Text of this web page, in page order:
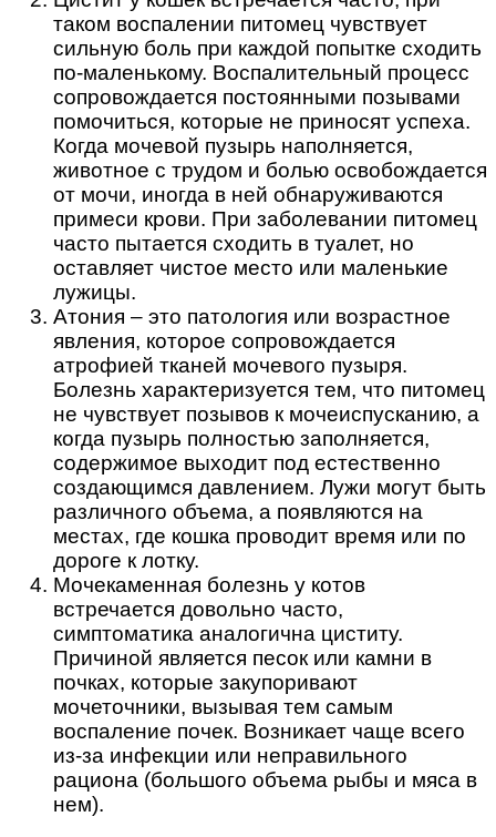
таком воспалении питомец чувствует
сильную боль при каждой попытке сходить
по-маленькому. Воспалительный процесс
сопровождается постоянными позывами
помочиться, которые не приносят успеха.
Когда мочевой пузырь наполняется,
животное с трудом и болью освобождается
от мочи, иногда в ней обнаруживаются
примеси крови. При заболевании питомец
часто пытается сходить в туалет, но
оставляет чистое место или маленькие
лужицы.
Атония – это патология или возрастное
явления, которое сопровождается
атрофией тканей мочевого пузыря.
Болезнь характеризуется тем, что питомец
не чувствует позывов к мочеиспусканию, а
когда пузырь полностью заполняется,
содержимое выходит под естественно
создающимся давлением. Лужи могут быть
различного объема, а появляются на
местах, где кошка проводит время или по
дороге к лотку.
Мочекаменная болезнь у котов
встречается довольно часто,
симптоматика аналогична циститу.
Причиной является песок или камни в
почках, которые закупоривают
мочеточники, вызывая тем самым
воспаление почек. Возникает чаще всего
из-за инфекции или неправильного
рациона (большого объема рыбы и мяса в
нем).